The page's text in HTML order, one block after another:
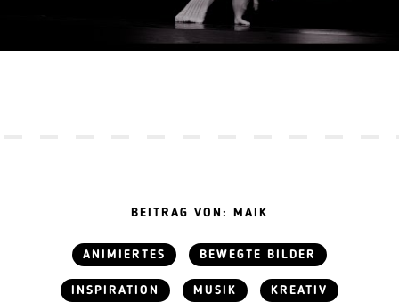
BEITRAG VON: MAIK
ANIMIERTES BEWEGTE BILDER
INSPIRATION MUSIK KREATIV